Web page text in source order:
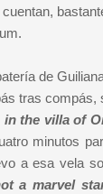
de
tras
the villa of
minutos
a esa vela
a marvel